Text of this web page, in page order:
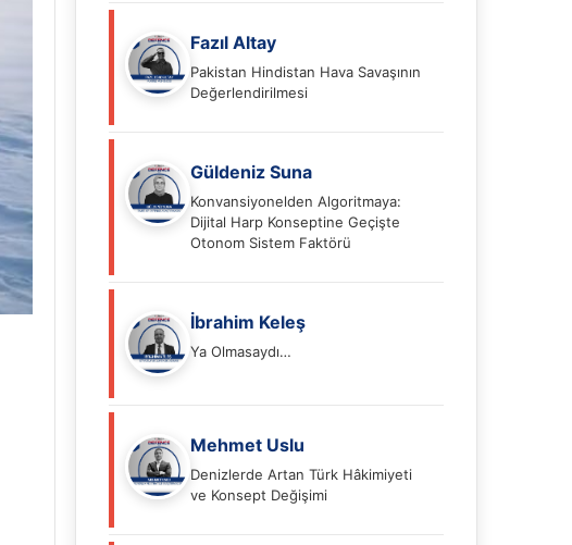
Fazıl Altay
Pakistan Hindistan Hava Savaşının
Değerlendirilmesi
Güldeniz Suna
Konvansiyonelden Algoritmaya:
Dijital Harp Konseptine Geçişte
Otonom Sistem Faktörü
İbrahim Keleş
Ya Olmasaydı…
Mehmet Uslu
Denizlerde Artan Türk Hâkimiyeti
ve Konsept Değişimi